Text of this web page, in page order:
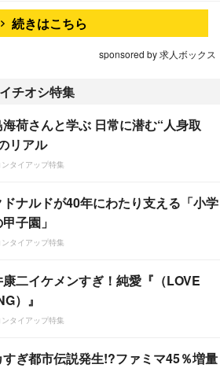
続きはこちら
sponsored by 求人ボックス
チオシ特集
海荷さんと学ぶ 日常に潜む“人身取
リアル
タイアップ特集
ドナルドが40年にわたり支える「小学
子園」
タイアップ特集
康二イケメンすぎ！純愛『（LOVE
）』
タイアップ特集
すぎ都市伝説発生!?ファミマ45％増量